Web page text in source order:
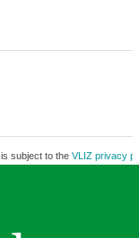
subject to the VLIZ privacy